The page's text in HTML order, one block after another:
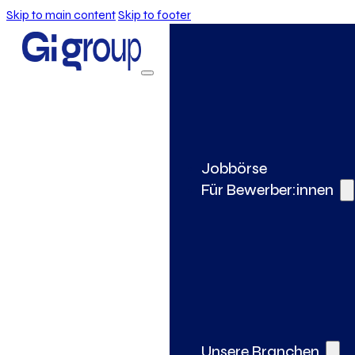
Skip to main contentSkip to footer
Jobbörse
Für Bewerber:innen